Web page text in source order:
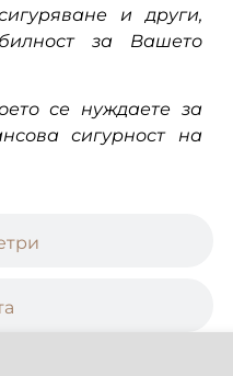
и други,
за Вашето
се нуждаете за
сигурност на